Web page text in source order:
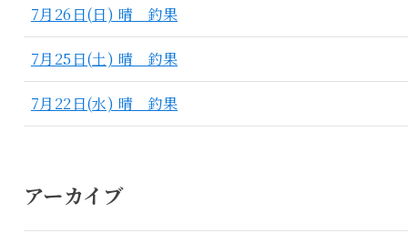
7月26日(日) 晴 釣果
7月25日(土) 晴 釣果
7月22日(水) 晴 釣果
アーカイブ